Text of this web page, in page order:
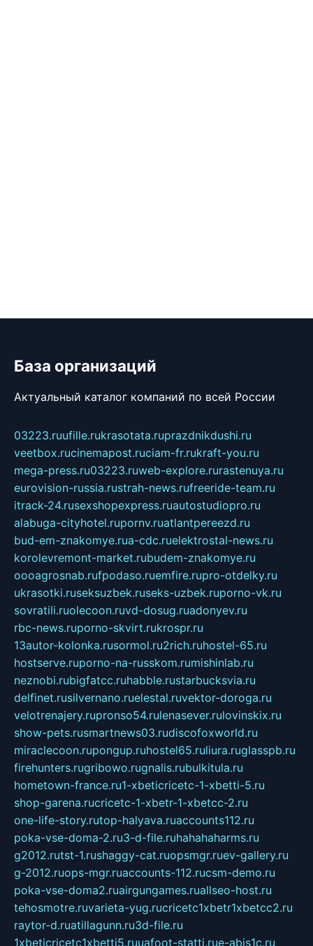
База организаций
Актуальный каталог компаний по всей России
03223.ruufille.rukrasotata.ruprazdnikdushi.ru
veetbox.rucinemapost.ruciam-fr.rukraft-you.ru
mega-press.ru03223.ruweb-explore.rurastenuya.ru
eurovision-russia.rustrah-news.rufreeride-team.ru
itrack-24.rusexshopexpress.ruautostudiopro.ru
alabuga-cityhotel.rupornv.ruatlantpereezd.ru
bud-em-znakomye.rua-cdc.ruelektrostal-news.ru
korolevremont-market.rubudem-znakomye.ru
oooagrosnab.rufpodaso.ruemfire.rupro-otdelky.ru
ukrasotki.ruseksuzbek.ruseks-uzbek.ruporno-vk.ru
sovratili.ruolecoon.ruvd-dosug.ruadonyev.ru
rbc-news.ruporno-skvirt.rukrospr.ru
13autor-kolonka.rusormol.ru2rich.ruhostel-65.ru
hostserve.ruporno-na-russkom.rumishinlab.ru
neznobi.rubigfatcc.ruhabble.rustarbucksvia.ru
delfinet.rusilvernano.ruelestal.ruvektor-doroga.ru
velotrenajery.rupronso54.rulenasever.rulovinskix.ru
show-pets.rusmartnews03.rudiscofoxworld.ru
miraclecoon.rupongup.ruhostel65.ruliura.ruglasspb.ru
firehunters.rugribowo.rugnalis.rubulkitula.ru
hometown-france.ru1-xbeticricetc-1-xbetti-5.ru
shop-garena.rucricetc-1-xbetr-1-xbetcc-2.ru
one-life-story.rutop-halyava.ruaccounts112.ru
poka-vse-doma-2.ru3-d-file.ruhahahaharms.ru
g2012.rutst-1.rushaggy-cat.ruopsmgr.ruev-gallery.ru
g-2012.ruops-mgr.ruaccounts-112.rucsm-demo.ru
poka-vse-doma2.ruairgungames.ruallseo-host.ru
tehosmotre.ruvarieta-yug.rucricetc1xbetr1xbetcc2.ru
raytor-d.ruatillagunn.ru3d-file.ru
1xbeticricetc1xbetti5.ruuafoot-statti.rue-abis1c.ru